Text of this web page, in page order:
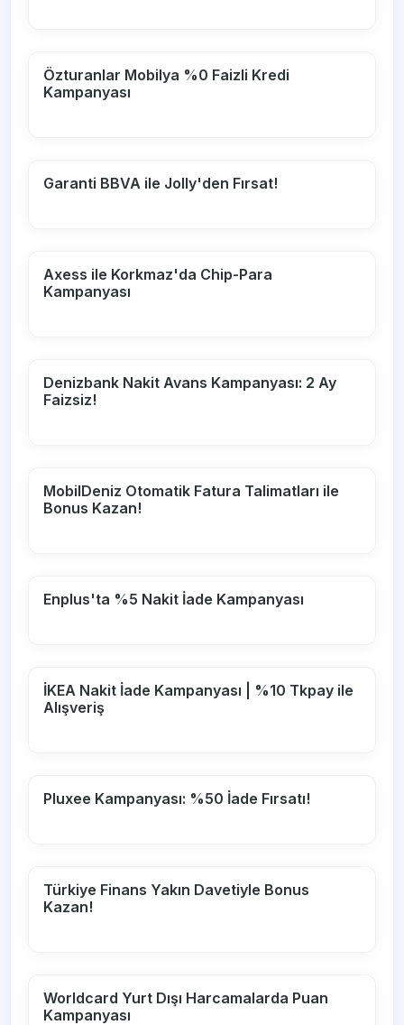
Özturanlar Mobilya %0 Faizli Kredi
Kampanyası
Garanti BBVA ile Jolly'den Fırsat!
Axess ile Korkmaz'da Chip-Para
Kampanyası
Denizbank Nakit Avans Kampanyası: 2 Ay
Faizsiz!
MobilDeniz Otomatik Fatura Talimatları ile
Bonus Kazan!
Enplus'ta %5 Nakit İade Kampanyası
İKEA Nakit İade Kampanyası | %10 Tkpay ile
Alışveriş
Pluxee Kampanyası: %50 İade Fırsatı!
Türkiye Finans Yakın Davetiyle Bonus
Kazan!
Worldcard Yurt Dışı Harcamalarda Puan
Kampanyası